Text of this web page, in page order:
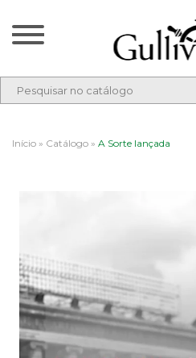
Início » Catálogo » A Sorte lançada